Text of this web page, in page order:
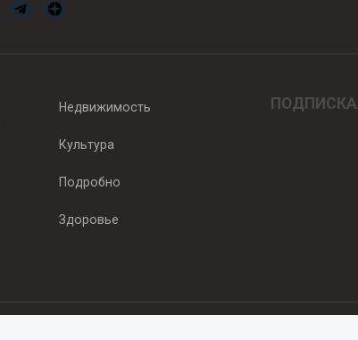
Недвижимость
Культура
Подробно
Здоровье
ПОДПИСКА